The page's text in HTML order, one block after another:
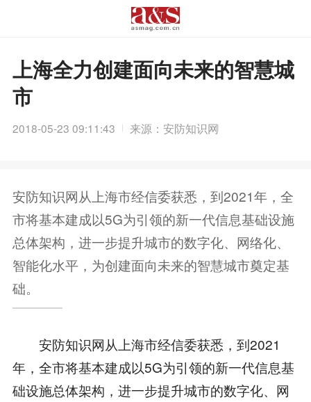
上海全力创建面向未来的智慧城
市
2018-05-23 09:11:43 来源：安防知识网
安防知识网从上海市经信委获悉，到2021年，全
市将基本建成以5G为引领的新一代信息基础设施
总体架构，进一步提升城市的数字化、网络化、
智能化水平，为创建面向未来的智慧城市奠定基
础。
安防知识网从上海市经信委获悉，到2021
年，全市将基本建成以5G为引领的新一代信息基
础设施总体架构，进一步提升城市的数字化、网